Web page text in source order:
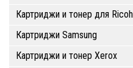
Картриджи и тонер для Ricoh
Картриджи Samsung
Картриджи и тонер Xerox